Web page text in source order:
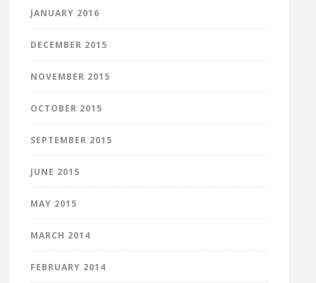
JANUARY 2016
DECEMBER 2015
NOVEMBER 2015
OCTOBER 2015
SEPTEMBER 2015
JUNE 2015
MAY 2015
MARCH 2014
FEBRUARY 2014